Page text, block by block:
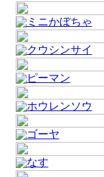
ミニかぼちゃ
クウシンサイ
ピーマン
ホウレンソウ
ゴーヤ
なす